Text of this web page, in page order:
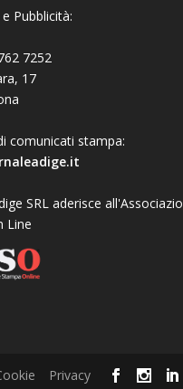
Pubblicità:
7252
17
comunicati stampa:
SRL aderisce
Line
Privacy